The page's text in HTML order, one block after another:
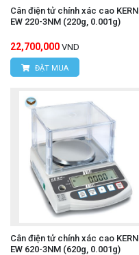
Cân điện tử chính xác cao KERN
EW 220-3NM (220g, 0.001g)
22,700,000 VND
ĐẶT MUA
Cân điện tử chính xác cao KERN
EW 620-3NM (620g, 0.001g)